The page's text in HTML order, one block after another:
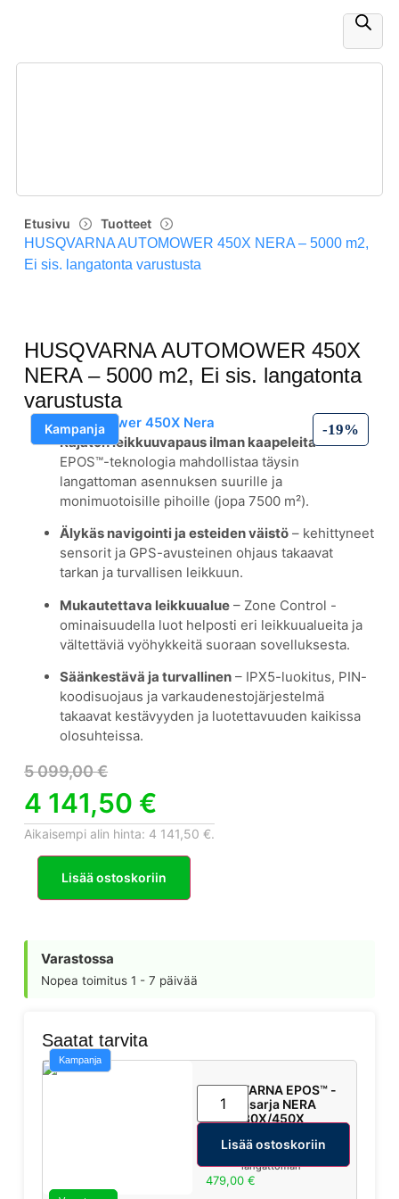
Etusivu
Tuotteet
HUSQVARNA AUTOMOWER 450X NERA – 5000 m2,
Ei sis. langatonta varustusta
HUSQVARNA AUTOMOWER 450X
NERA – 5000 m2, Ei sis. langatonta
varustusta
-19%
Kampanja
Rajaton leikkuuvapaus ilman kaapeleita–
EPOS™-teknologia mahdollistaa täysin
langattoman asennuksen suurille ja
monimuotoisille pihoille (jopa 7500 m²).
Älykäs navigointi ja esteiden väistö – kehittyneet
sensorit ja GPS-avusteinen ohjaus takaavat
tarkan ja turvallisen leikkuun.
Mukautettava leikkuualue – Zone Control -
ominaisuudella luot helposti eri leikkuualueita ja
vältettäviä vyöhykkeitä suoraan sovelluksesta.
Säänkestävä ja turvallinen – IPX5-luokitus, PIN-
koodisuojaus ja varkaudenestojärjestelmä
takaavat kestävyyden ja luotettavuuden kaikissa
olosuhteissa.
5 099,00€
4 141,50 €
Aikaisempi alin hinta: 4 141,50 €.
Lisää ostoskoriin
Varastossa
Nopea toimitus 1 - 7 päivää
Saatat tarvita
Kampanja
HUSQVARNA EPOS™ -
lisäosasarja NERA
320/430X/450X
asennus–
langattoman
Automower®-
asennuksen
479,00€
Lisää ostoskoriin